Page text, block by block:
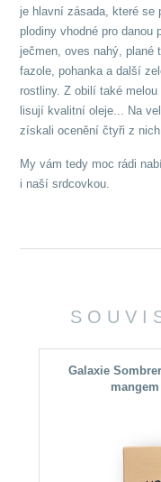
je hlavní zásada, které se
plodiny vhodné pro danou
ječmen, oves nahý, plané
fazole, pohanka a další
rostliny. Z obilí také
lisují kvalitní oleje... Na
získali ocenění čtyři z
My vám tedy moc rádi
i naší srdcovkou.
Galaxie